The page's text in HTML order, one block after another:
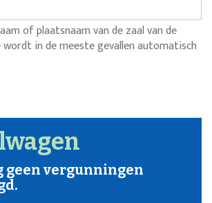
of plaatsnaam van de zaal van de
in de meeste gevallen automatisch
geen vergunningen